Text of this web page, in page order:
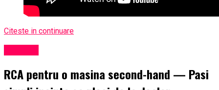
Citeste in continuare
RCA pentru o masina second-hand — Pasi